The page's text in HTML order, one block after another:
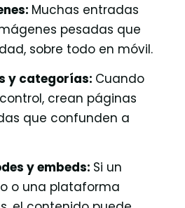
Muchas entradas
pesadas que
sobre todo en móvil.
y categorías: Cuando
crean páginas
que confunden a
y embeds: Si un
o una plataforma